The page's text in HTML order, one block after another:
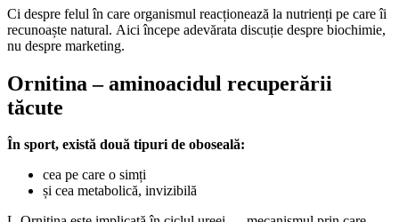
Ci despre felul în care organismul reacționează la nutrienți pe care îi
recunoaște natural. Aici începe adevărata discuție despre biochimie,
nu despre marketing.
Ornitina – aminoacidul recuperării
tăcute
În sport, există două tipuri de oboseală:
cea pe care o simți
și cea metabolică, invizibilă